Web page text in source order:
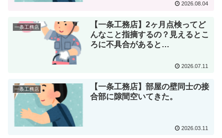
2026.08.04
一条工務店
【一条工務店】2ヶ月点検ってど
んなこと指摘するの？見えるとこ
ろに不具合があると…
2026.07.11
一条工務店
【一条工務店】部屋の壁同士の接
合部に隙間空いてきた。
2026.03.11